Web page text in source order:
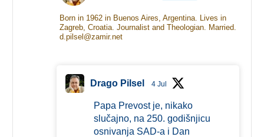
Born in 1962 in Buenos Aires, Argentina. Lives in
Zagreb, Croatia. Journalist and Theologian. Married.
d.pilsel@zamir.net
Drago Pilsel 4 Jul
Papa Prevost je, nikako
slučajno, na 250. godišnjicu
osnivanja SAD-a i Dan